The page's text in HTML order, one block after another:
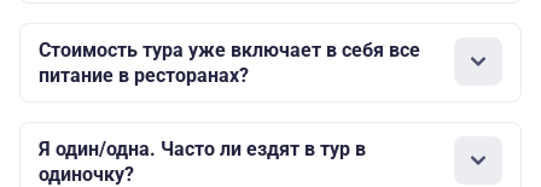
Стоимость тура уже включает в себя все
питание в ресторанах?
Я один/одна. Часто ли ездят в тур в
одиночку?